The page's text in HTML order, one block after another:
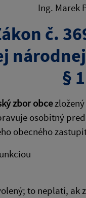
Ing. Marek
č.
§
zbor obce
osobitný
obecného
to neplatí, ak